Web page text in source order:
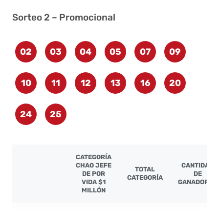
Sorteo 2 – Promocional
02 03 04 05 07 09
10 11 12 13 16 20
24 25
CATEGORÍA
CHAO JEFE
DE POR
VIDA $1
MILLÓN
TOTAL
CATEGORÍA
CANTIDAD
DE
GANADORES